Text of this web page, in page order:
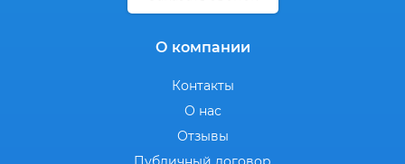
О компании
Контакты
О нас
Отзывы